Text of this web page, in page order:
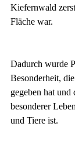
Kiefernwald
Fläche war.
Dadurch wurde
Besonderheit,
gegeben hat und
besonderer
und Tiere ist.